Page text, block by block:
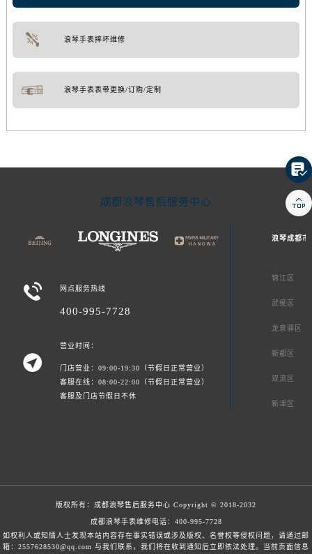
浪琴手表摔坏维修
浪琴手表表带更换/订购/定制
成都浪琴售后服务中心
 网点服务热线
400-995-7728

营业时间：
门店营业：09:00-19:30（节假日正常营业）
客服在线：08:00-22:00（节假日正常营业）
客服及门店节假日不休
浪琴成都市
锦江区
武侯区
龙泉驿区
新都区
双流区
新津区
版权所有： 成都浪琴售后服务中心 Copyright © 2018-2032
成都浪琴手表维修电话： 400-995-7728
如权利人或知情人士发现本站内容存在事实错误或涉及版权、名誉权等侵权问题，请通过邮
箱：2557628530@qq.com 与我们联系，我们将在收到通知后立即依法处理。当前页面信息

